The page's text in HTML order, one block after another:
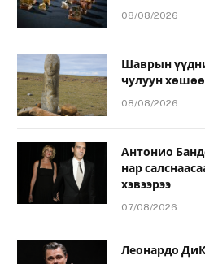
08/08/2026
Шаврын
чулуун хөшөө
08/08/2026
Антонио
нар
хэвээрээ
07/08/2026
Леонардо